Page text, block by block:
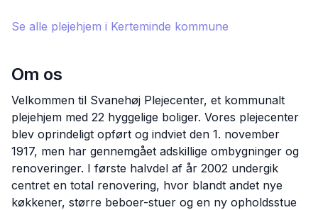
Se alle plejehjem i Kerteminde kommune
Om os
Velkommen til Svanehøj Plejecenter, et kommunalt
plejehjem med 22 hyggelige boliger. Vores plejecenter
blev oprindeligt opført og indviet den 1. november
1917, men har gennemgået adskillige ombygninger og
renoveringer. I første halvdel af år 2002 undergik
centret en total renovering, hvor blandt andet nye
køkkener, større beboer-stuer og en ny opholdsstue